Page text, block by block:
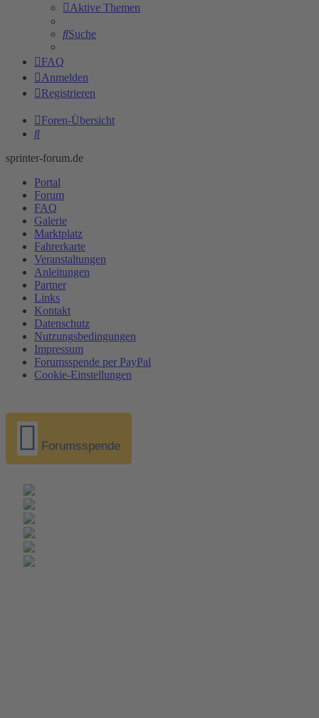
Aktive Themen
Suche
FAQ
Anmelden
Registrieren
Foren-Übersicht
Suche
sprinter-forum.de
Portal
Forum
FAQ
Galerie
Marktplatz
Fahrerkarte
Veranstaltungen
Anleitungen
Partner
Links
Kontakt
Datenschutz
Nutzungsbedingungen
Impressum
Forumsspende per PayPal
Cookie-Einstellungen
Forumsspende